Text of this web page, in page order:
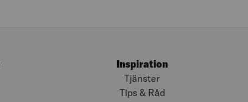
Inspiration
Tjänster
Tips & Råd